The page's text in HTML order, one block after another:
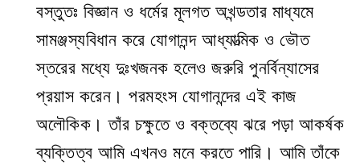
বস্তুতঃ বিজ্ঞান ও ধর্মের মূলগত অখন্ডতার মাধ্যমে
সামঞ্জস্যবিধান করে যোগানন্দ আধ্যাত্মিক ও ভৌত
স্তরের মধ্যে দুঃখজনক হলেও জরুরি পুনর্বিন্যাসের
প্রয়াস করেন। পরমহংস যোগানন্দের এই কাজ
অলৌকিক। তাঁর চক্ষুতে ও বক্তব্যে ঝরে পড়া আকর্ষক
ব্যক্তিত্ব আমি এখনও মনে করতে পারি। আমি তাঁকে